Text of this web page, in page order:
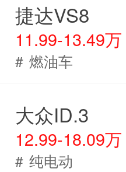
捷达VS8
11.99-13.49万
# 燃油车
大众ID.3
12.99-18.09万
# 纯电动